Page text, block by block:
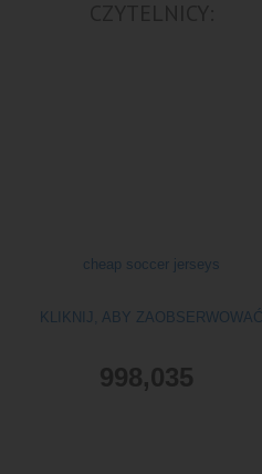
cheap soccer jerseys
KLIKNIJ, ABY ZAOBSERWOWAĆ
998,035